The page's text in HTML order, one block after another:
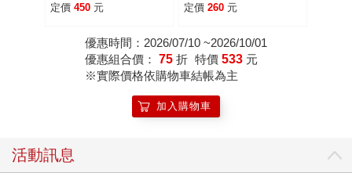
定價 450 元 定價 260 元
優惠時間：2026/07/10 ~2026/10/01
優惠組合價： 75 折 特價 533 元
※實際價格依購物車結帳為主
加入購物車
活動訊息